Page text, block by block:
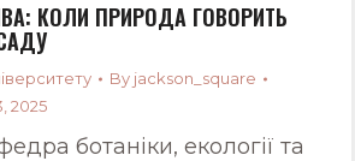
КОЛИ ПРИРОДА ГОВОРИТЬ
By jackson_square
2025
ботаніки, екології та